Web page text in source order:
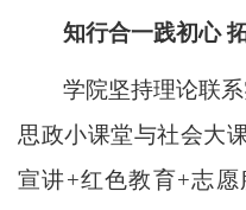
知行合一践初心
学院坚持理论联
思政小课堂与社会大
宣讲+红色教育+志